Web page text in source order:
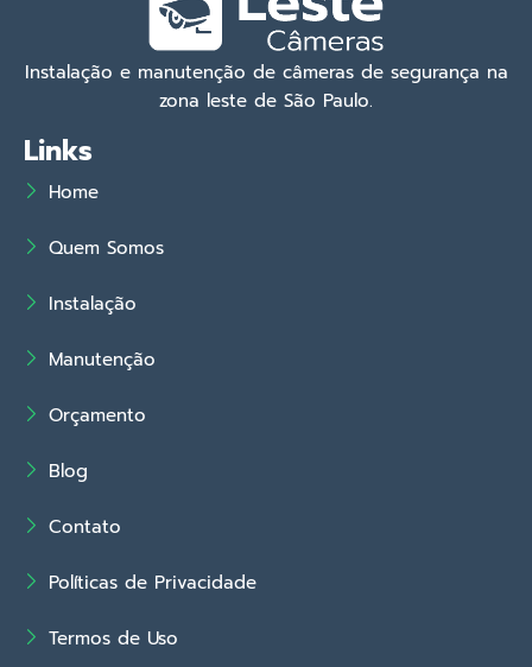
Instalação e manutenção de câmeras de segurança na
zona leste de São Paulo.
Links
Home
Quem Somos
Instalação
Manutenção
Orçamento
Blog
Contato
Políticas de Privacidade
Termos de Uso